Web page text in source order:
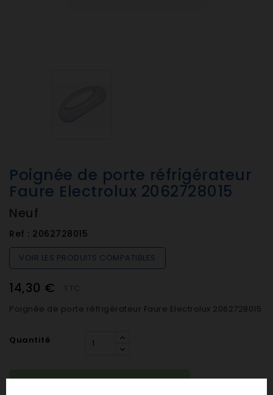
Poignée de porte réfrigérateur
Faure Electrolux 2062728015
Neuf
Ref : 2062728015
VOIR LES PRODUITS COMPATIBLES
14,30 €
Poignée de porte réfrigérateur Faure Electrolux 2062728015
Quantité